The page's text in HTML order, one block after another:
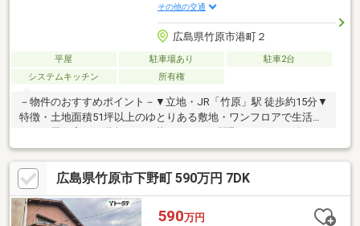
その他の交通
広島県竹原市港町２
平屋 駐車場あり
駐車2台
システムキッチン
所有権
－物件のおすすめポイント－▼立地・JR「竹原」駅 徒歩約15分▼
特徴・土地面積51坪以上のゆとりある敷地・ワンフロアで生活で
きる平屋住宅で、階段のない暮らしやすい間取り・テラス付きで
くつろぎの時間や洗濯物干しにも活用可能・物干し場があり、家
事動線にも配慮された住まい▼収納・土間スペース・クローゼッ
ト、物入、玄関収納など収納スペースを確保【 ご希望の住まい探
しをお手伝いします 】物件の詳細・ご相談はお気軽にお問い合わ
せください。
広島県竹原市下野町 590万円 7DK
590万円